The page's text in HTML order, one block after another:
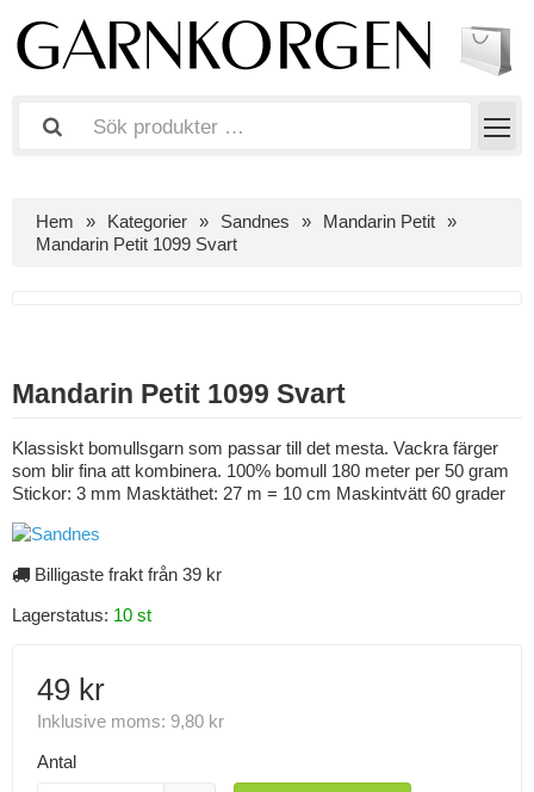
Hem Kategorier Sandnes
Mandarin Petit
Mandarin Petit 1099 Svart
Mandarin Petit 1099 Svart
Klassiskt bomullsgarn som passar till det mesta. Vackra färger
som blir fina att kombinera. 100% bomull 180 meter per 50 gram
Stickor: 3 mm Masktäthet: 27 m = 10 cm Maskintvätt 60 grader
Billigaste frakt från 39 kr
Lagerstatus: 10 st
49 kr
Inklusive moms: 9,80 kr
Antal